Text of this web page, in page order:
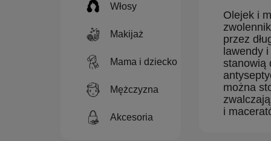
Włosy
Makijaż
Mama i dziecko
Mężczyzna
Akcesoria
Olejek i
przez
lawendy
stanowią
można
i